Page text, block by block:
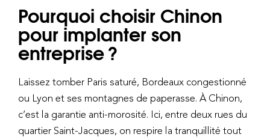
Pourquoi choisir Chinon
pour implanter son
entreprise ?
Laissez tomber Paris saturé, Bordeaux congestionné
ou Lyon et ses montagnes de paperasse. À Chinon,
c’est la garantie anti-morosité. Ici, entre deux rues du
quartier Saint-Jacques, on respire la tranquillité tout